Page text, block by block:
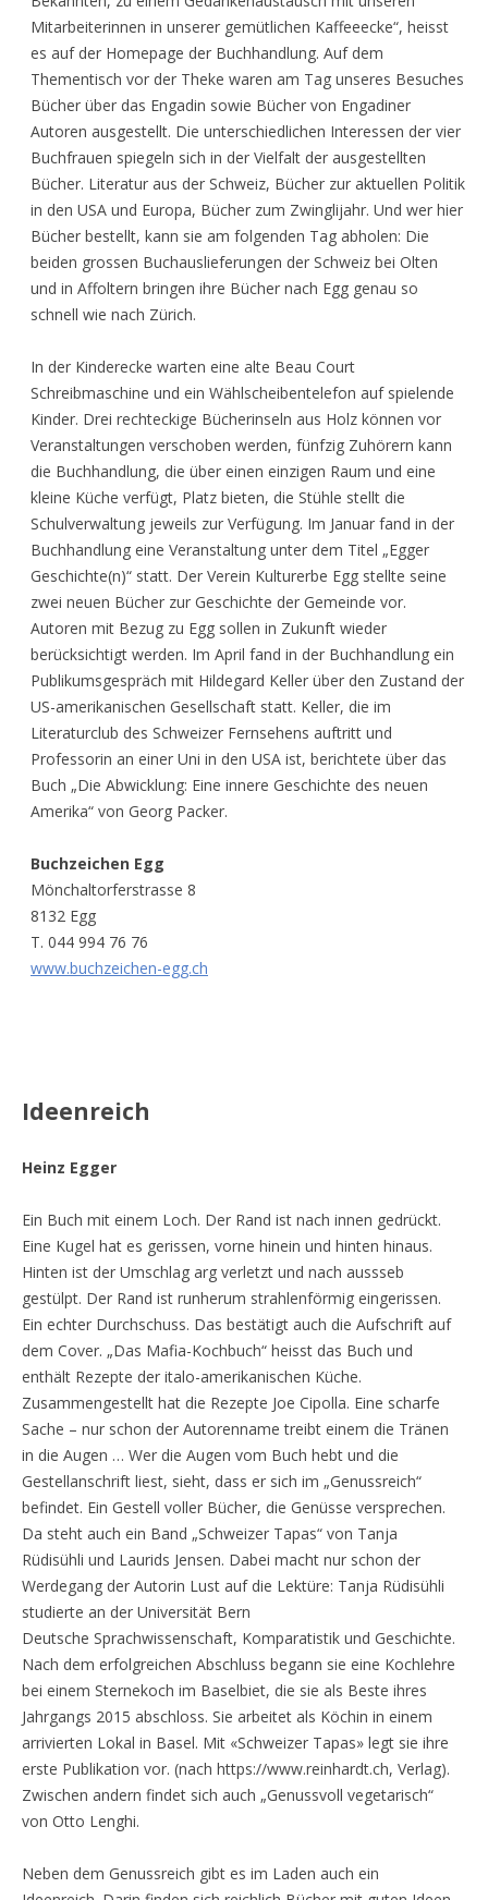
Mitarbeiterinnen in unserer gemütlichen Kaffeeecke“, heisst
es auf der Homepage der Buchhandlung. Auf dem
Thementisch vor der Theke waren am Tag unseres Besuches
Bücher über das Engadin sowie Bücher von Engadiner
Autoren ausgestellt. Die unterschiedlichen Interessen der vier
Buchfrauen spiegeln sich in der Vielfalt der ausgestellten
Bücher. Literatur aus der Schweiz, Bücher zur aktuellen Politik
in den USA und Europa, Bücher zum Zwinglijahr. Und wer hier
Bücher bestellt, kann sie am folgenden Tag abholen: Die
beiden grossen Buchauslieferungen der Schweiz bei Olten
und in Affoltern bringen ihre Bücher nach Egg genau so
schnell wie nach Zürich.
In der Kinderecke warten eine alte Beau Court
Schreibmaschine und ein Wählscheibentelefon auf spielende
Kinder. Drei rechteckige Bücherinseln aus Holz können vor
Veranstaltungen verschoben werden, fünfzig Zuhörern kann
die Buchhandlung, die über einen einzigen Raum und eine
kleine Küche verfügt, Platz bieten, die Stühle stellt die
Schulverwaltung jeweils zur Verfügung. Im Januar fand in der
Buchhandlung eine Veranstaltung unter dem Titel „Egger
Geschichte(n)“ statt. Der Verein Kulturerbe Egg stellte seine
zwei neuen Bücher zur Geschichte der Gemeinde vor.
Autoren mit Bezug zu Egg sollen in Zukunft wieder
berücksichtigt werden. Im April fand in der Buchhandlung ein
Publikumsgespräch mit Hildegard Keller über den Zustand der
US-amerikanischen Gesellschaft statt. Keller, die im
Literaturclub des Schweizer Fernsehens auftritt und
Professorin an einer Uni in den USA ist, berichtete über das
Buch „Die Abwicklung: Eine innere Geschichte des neuen
Amerika“ von Georg Packer.
Buchzeichen Egg
Mönchaltorferstrasse 8
8132 Egg
T. 044 994 76 76
www.buchzeichen-egg.ch
Ideenreich
Heinz Egger
Ein Buch mit einem Loch. Der Rand ist nach innen gedrückt.
Eine Kugel hat es gerissen, vorne hinein und hinten hinaus.
Hinten ist der Umschlag arg verletzt und nach aussseb
gestülpt. Der Rand ist runherum strahlenförmig eingerissen.
Ein echter Durchschuss. Das bestätigt auch die Aufschrift auf
dem Cover. „Das Mafia-Kochbuch“ heisst das Buch und
enthält Rezepte der italo-amerikanischen Küche.
Zusammengestellt hat die Rezepte Joe Cipolla. Eine scharfe
Sache – nur schon der Autorenname treibt einem die Tränen
in die Augen … Wer die Augen vom Buch hebt und die
Gestellanschrift liest, sieht, dass er sich im „Genussreich“
befindet. Ein Gestell voller Bücher, die Genüsse versprechen.
Da steht auch ein Band „Schweizer Tapas“ von Tanja
Rüdisühli und Laurids Jensen. Dabei macht nur schon der
Werdegang der Autorin Lust auf die Lektüre: Tanja Rüdisühli
studierte an der Universität Bern
Deutsche Sprachwissenschaft, Komparatistik und Geschichte.
Nach dem erfolgreichen Abschluss begann sie eine Kochlehre
bei einem Sternekoch im Baselbiet, die sie als Beste ihres
Jahrgangs 2015 abschloss. Sie arbeitet als Köchin in einem
arrivierten Lokal in Basel. Mit «Schweizer Tapas» legt sie ihre
erste Publikation vor. (nach https://www.reinhardt.ch, Verlag).
Zwischen andern findet sich auch „Genussvoll vegetarisch“
von Otto Lenghi.
Neben dem Genussreich gibt es im Laden auch ein